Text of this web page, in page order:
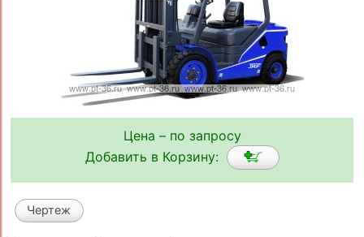
Цена – по запросу
Добавить в Корзину:
Чертеж